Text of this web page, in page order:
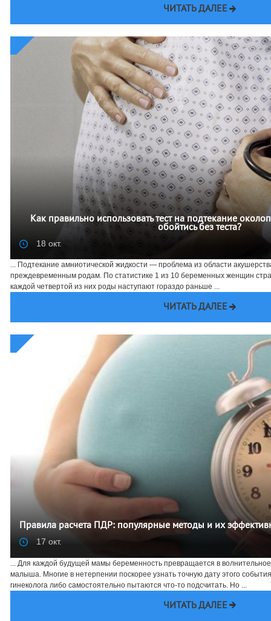
ЧИТАТЬ ДАЛЕЕ
Как правильно использовать тест на подтекание
обойтись без теста?
18 окт.
... Подтекание амниотической жидкости — проблема из области
преждевременным родам. По статистике 1 из 10 беременных женщин
каждой четвертой из них роды наступают гораздо раньше ...
ЧИТАТЬ ДАЛЕЕ
Правила расчета ПДР: популярные методы и их
17 окт.
... Для каждой будущей мамы беременность превращается в
малыша. Многие в нетерпении поскорее узнать точную дату этого
гинеколога либо самостоятельно пытаются что-то подсчитать. Но ...
ЧИТАТЬ ДАЛЕЕ